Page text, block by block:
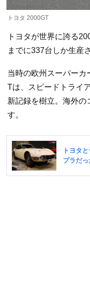
トヨタ 2000GT
トヨタが世界に誇る
までに337台しか生産
当時の欧州スーパーカ
Tは、スピードトライ
新記録を樹立。海外
す。